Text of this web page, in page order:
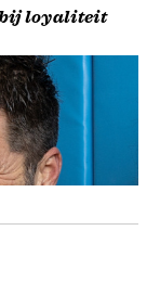
bij loyaliteit